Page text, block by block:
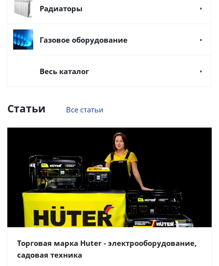
Радиаторы
Газовое оборудование
Весь каталог
Статьи Все статьи
Торговая марка Huter - электрооборудование,
садовая техника